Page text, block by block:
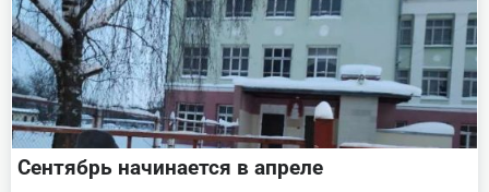
Сентябрь начинается в апреле